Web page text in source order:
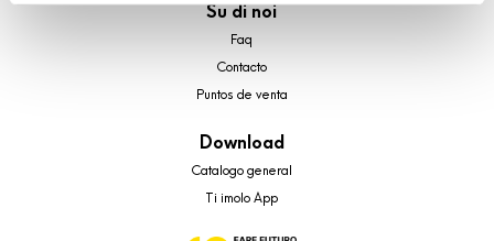
analytics, per i quali non occorre il tuo consenso. Potrai
comunque modificare le tue scelte in qualsiasi momento,
accedendo al link presente nel footer.
Su di noi
Faq
Contacto
Puntos de venta
Download
Catalogo general
Ti imolo App